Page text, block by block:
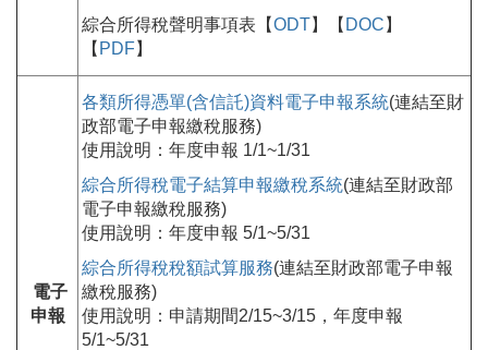
綜合所得稅聲明事項表【ODT】【 DOC 】
【 PDF】
電子
申報
各類所得憑單(含信託)資料電子申報系統(連結至財
政部電子申報繳稅服務)
使用說明：年度申報 1/1~1/31
綜合所得稅電子結算申報繳稅系統(連結至財政部
電子申報繳稅服務)
使用說明：年度申報 5/1~5/31
綜合所得稅稅額試算服務(連結至財政部電子申報
繳稅服務)
使用說明：申請期間2/15~3/15，年度申報
5/1~5/31